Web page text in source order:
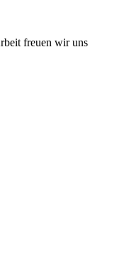
freuen wir uns